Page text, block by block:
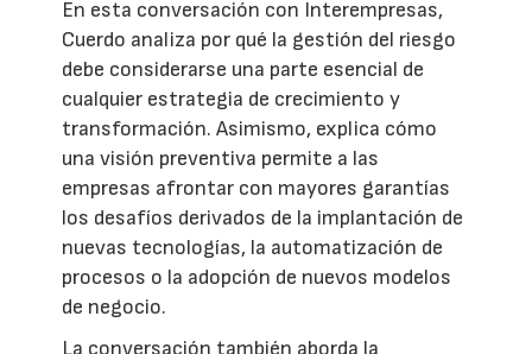
En esta conversación con Interempresas,
Cuerdo analiza por qué la gestión del riesgo
debe considerarse una parte esencial de
cualquier estrategia de crecimiento y
transformación. Asimismo, explica cómo
una visión preventiva permite a las
empresas afrontar con mayores garantías
los desafíos derivados de la implantación de
nuevas tecnologías, la automatización de
procesos o la adopción de nuevos modelos
de negocio.
La conversación también aborda la